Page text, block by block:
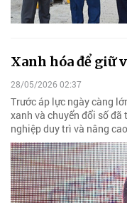
Xanh hóa để giữ
28/05/2026 02:37
Trước áp lực ngày càng
xanh và chuyển đổi số
nghiệp duy trì và nâng